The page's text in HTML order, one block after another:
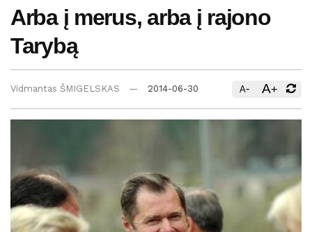
Arba į merus, arba į rajono
Tarybą
Vidmantas ŠMIGELSKAS 2014-06-30 A- A+